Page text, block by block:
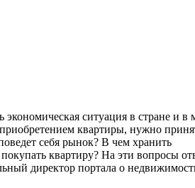
экономическая ситуация в стране и в
квартиры, нужно
себя рынок? В чем хранить
квартиру? На эти вопросы
директор портала о